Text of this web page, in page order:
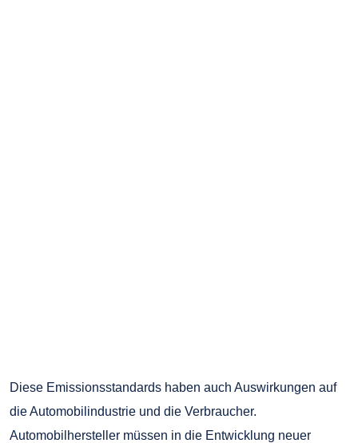
Diese Emissionsstandards haben auch Auswirkungen auf
die Automobilindustrie und die Verbraucher.
Automobilhersteller müssen in die Entwicklung neuer